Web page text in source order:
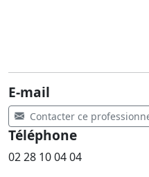
E-mail
Contacter ce
Téléphone
02 28 10 04 04